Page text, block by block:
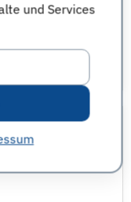
und Services
(w/